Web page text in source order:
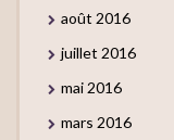
août 2016
juillet 2016
mai 2016
mars 2016